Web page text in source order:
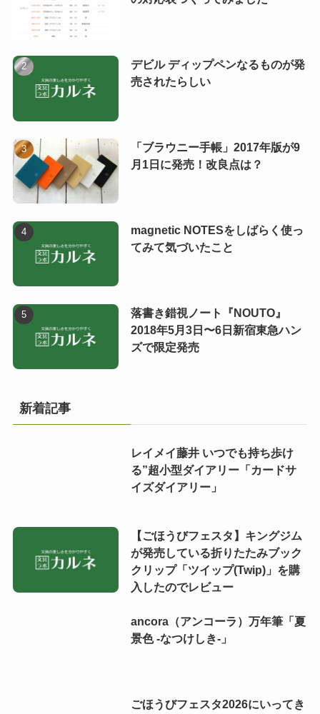
デビル ディップペンなるものが発
売されたらしい
「ブラウニー手帳」2017年版が9
月1日に発売！改良点は？
magnetic NOTESをしばらく使っ
てみて気づいたこと
落書き錯視ノート『NOUTO』
2018年5月3日〜6日新宿東急ハン
ズで限定発売
新着記事
レイメイ藤井 いつでも持ち歩け
る”超小型ダイアリー「カードサ
イズダイアリー」
【ごほうびフェスタ】キングジム
が発売している折りたたみブック
クリップ「ツイップ(Twip)」を購
入したのでレビュー
ancora（アンコーラ）万年筆「夏
景色 -なつけしき-」
ごほうびフェスタ2026にいってき